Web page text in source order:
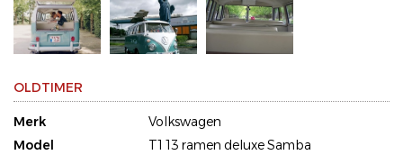
OLDTIMER
Merk
Volkswagen
Model
T1 13 ramen deluxe Samba